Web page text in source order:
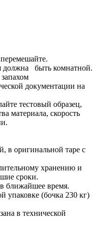
должна быть комнатной.
документации на
тестовый образец,
материала, скорость
в оригинальной таре с
хранению и
сроки.
ближайшее время.
упаковке (бочка 230 кг)
в технической